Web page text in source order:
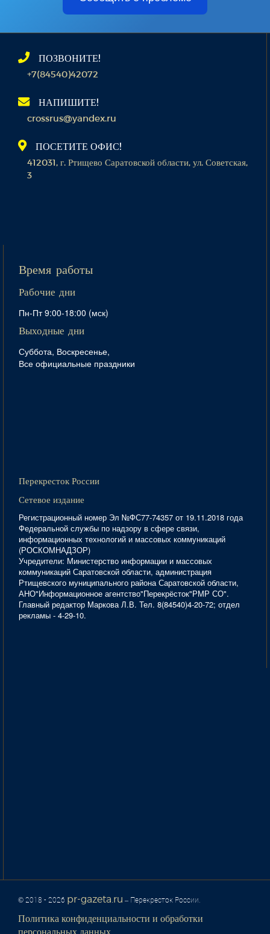
ПОЗВОНИТЕ!
+7(84540)42072
НАПИШИТЕ!
crossrus@yandex.ru
ПОСЕТИТЕ ОФИС!
412031, г. Ртищево Саратовской области, ул. Советская,
3
Время работы
Рабочие дни
Пн-Пт 9:00-18:00 (мск)
Выходные дни
Суббота, Воскресенье,
Все официальные праздники
Перекресток России
Сетевое издание
Регистрационный номер Эл №ФС77-74357 от 19.11.2018 года
Федеральной службы по надзору в сфере связи,
информационных технологий и массовых коммуникаций
(РОСКОМНАДЗОР)
Учредители: Министерство информации и массовых
коммуникаций Саратовской области, администрация
Ртищевского муниципального района Саратовской области,
АНО"Информационное агентство"Перекрёсток"РМР СО".
Главный редактор Маркова Л.В. Тел. 8(84540)4-20-72; отдел
рекламы - 4-29-10.
© 2018 - 2026 pr-gazeta.ru – Перекресток России.
Политика конфиденциальности и обработки
персональных данных